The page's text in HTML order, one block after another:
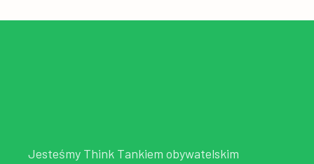
Jesteśmy Think Tankiem obywatelskim